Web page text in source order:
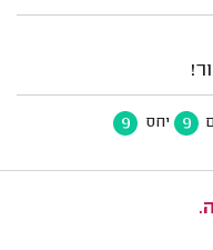
9 יחס 9